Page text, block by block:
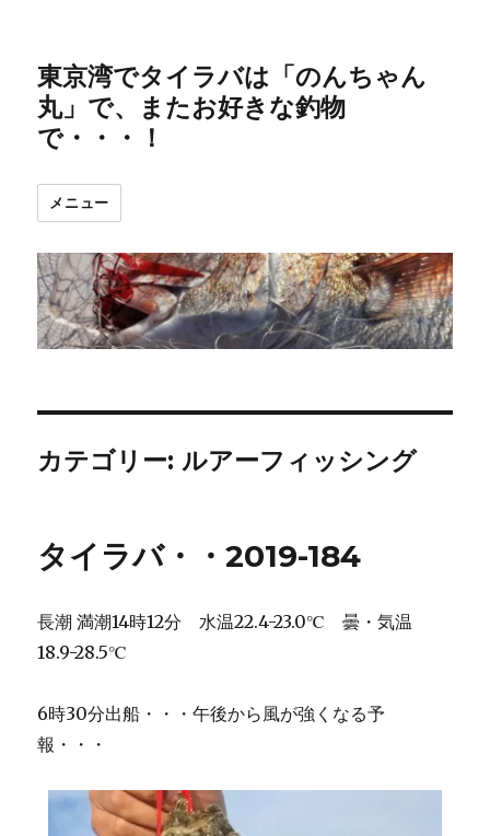
東京湾でタイラバは「のんちゃん
丸」で、またお好きな釣物
で・・・！
メニュー
カテゴリー:ルアーフィッシング
タイラバ・・2019-184
長潮 満潮14時12分 水温22.4-23.0℃ 曇・気温
18.9-28.5℃
6時30分出船・・・午後から風が強くなる予
報・・・